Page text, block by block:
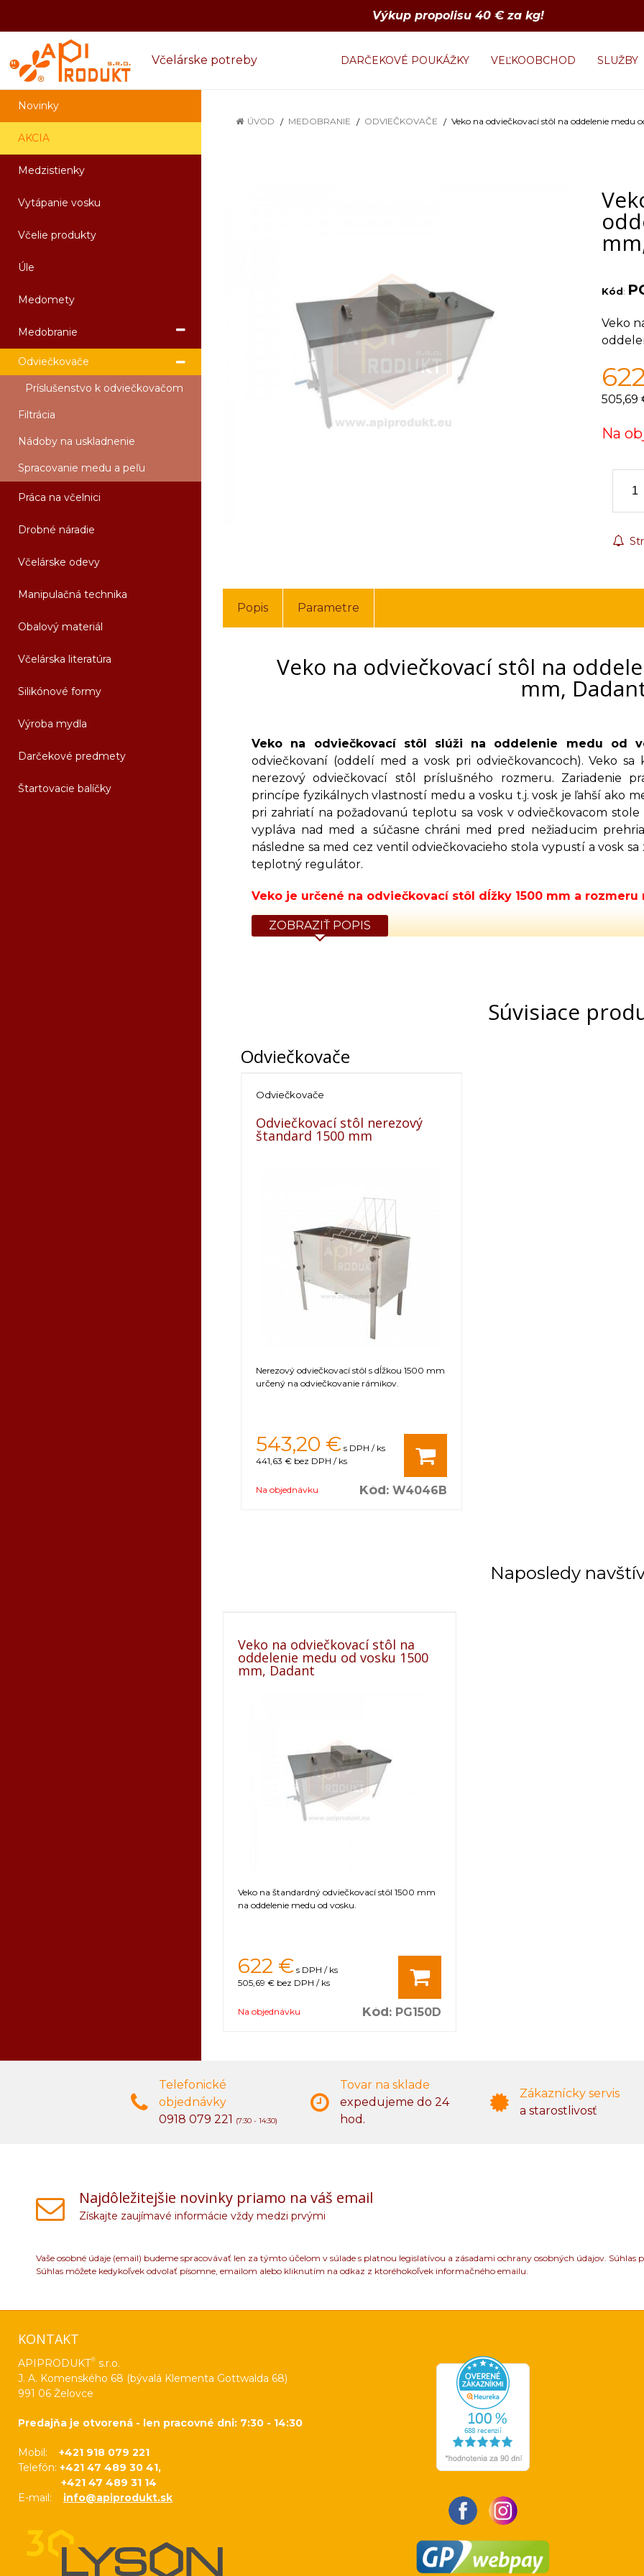
Výkup propolisu 40 € za kg!
Včelárske potreby DARČEKOVÉ POUKÁŽKY VEĽKOOBCHOD SLUŽBY
Novinky
AKCIA
Medzistienky
Vytápanie vosku
Včelie produkty
Úle
Medomety
Medobranie
Odviečkovače
Príslušenstvo k odviečkovačom
Filtrácia
Nádoby na uskladnenie
Spracovanie medu a peľu
Práca na včelnici
Drobné náradie
Včelárske odevy
Manipulačná technika
Obalový materiál
Včelárska literatúra
Silikónové formy
Výroba mydla
Darčekové predmety
Štartovacie balíčky
ÚVOD MEDOBRANIE ODVIEČKOVAČE Veko na odviečkovací stôl na oddelenie medu
Kód:
Veko
505,69
Na
Popis Parametre
Veko na odviečkovací stôl na
mm,
Veko na odviečkovací stôl
slúži na oddelenie medu od
odviečkovaní (oddelí med a vosk pri odviečkovancoch). Veko sa
nerezový odviečkovací stôl príslušného rozmeru. Zariadenie
princípe fyzikálnych vlastností medu a vosku t.j. vosk je ľahší ako
pri zahriatí na požadovanú teplotu sa vosk v odviečkovacom stole
vypláva nad med a súčasne chráni med pred nežiaducim
následne sa med cez ventil odviečkovacieho stola vypustí a vosk
teplotný regulátor.
Veko je určené na odviečkovací stôl dĺžky 1500 mm a rozmeru
Napájanie: 230 V
Výkon: 4 kW
zaplatenia predfaktúry. O presnom termíne Vás budeme
ZOBRAZIŤ POPIS
Súvisiace
Odviečkovače
Odviečkovače
Odviečkovací stôl nerezový
štandard 1500 mm
Nerezový odviečkovací stôl s dĺžkou 1500 mm
určený na odviečkovanie rámikov.
543,20 € s DPH / ks
441,63 € bez DPH / ks
Na objednávku Kód: W4046B
Naposledy
Veko na odviečkovací stôl na
oddelenie medu od vosku 1500
mm, Dadant
Veko na štandardný odviečkovací stôl 1500 mm
na oddelenie medu od vosku.
622 € s DPH / ks
505,69 € bez DPH / ks
Na objednávku Kód: PG150D
Telefonické
objednávky
0918 079 221 (7:30 - 14:30)
Tovar na sklade
expedujeme do 24
hod.
Zákaznícky servis
a starostlivosť
Najdôležitejšie novinky priamo na váš email
Získajte zaujímavé informácie vždy medzi prvými
Vaše osobné údaje (email) budeme spracovávať len za týmto účelom v súlade s platnou legislatívou a zásadami ochrany osobných údajov.
Súhlas môžete kedykoľvek odvolať písomne, emailom alebo kliknutím na odkaz z ktoréhokoľvek informačného emailu.
KONTAKT
APIPRODUKT® s.r.o.
J. A. Komenského 68 (bývalá Klementa Gottwalda 68)
991 06 Želovce
Predajňa je otvorená - len pracovné dni: 7:30 - 14:30
Mobil: +421 918 079 221
Telefón: +421 47 489 30 41,
+421 47 489 31 14
E-mail: info@apiprodukt.sk